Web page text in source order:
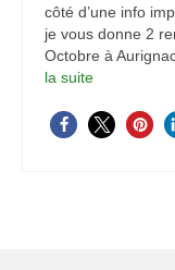
côté d’une info
je vous donne 2
Octobre à
la suite­­